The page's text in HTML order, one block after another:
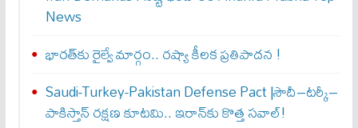
News
భారత్‌కు రైల్వే మార్గం.. రష్యా కీలక ప్రతిపాదన !
Saudi-Turkey-Pakistan Defense Pact |సౌదీ–టర్కీ–
పాకిస్తాన్ రక్షణ కూటమి.. ఇరాన్‌కు కొత్త సవాల్!